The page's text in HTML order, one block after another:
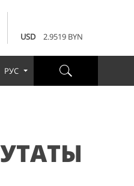
USD
2.9519 BYN
3.4231 BYN
2.9519 BYN
РУС